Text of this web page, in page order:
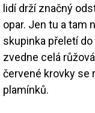
lidí drží značný
opar. Jen tu a tam
skupinka přeletí
zvedne celá
červené krovky se
plamínků.